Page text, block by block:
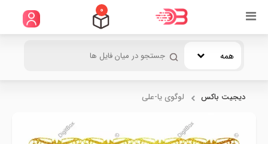
0
همه
دیجیت باکس لوگوی یا-علی